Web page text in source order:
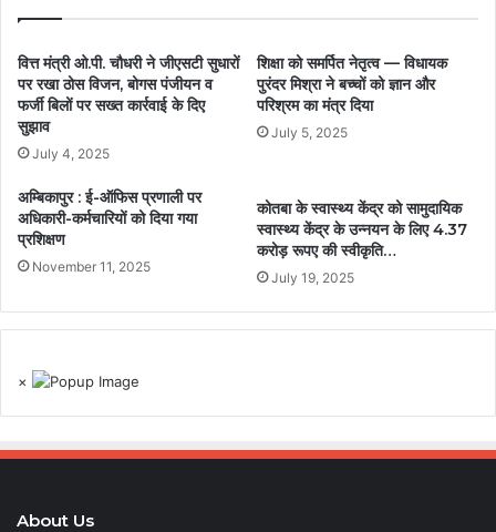
वित्त मंत्री ओ.पी. चौधरी ने जीएसटी सुधारों
पर रखा ठोस विजन, बोगस पंजीयन व
फर्जी बिलों पर सख्त कार्रवाई के दिए
सुझाव
July 4, 2025
शिक्षा को समर्पित नेतृत्व — विधायक
पुरंदर मिश्रा ने बच्चों को ज्ञान और
परिश्रम का मंत्र दिया
July 5, 2025
अम्बिकापुर : ई-ऑफिस प्रणाली पर
अधिकारी-कर्मचारियों को दिया गया
प्रशिक्षण
November 11, 2025
कोतबा के स्वास्थ्य केंद्र को सामुदायिक
स्वास्थ्य केंद्र के उन्नयन के लिए 4.37
करोड़ रूपए की स्वीकृति…
July 19, 2025
×
About Us